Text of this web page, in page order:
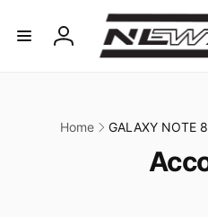
contenuti
Accedi
Home GALAXY NOTE
C